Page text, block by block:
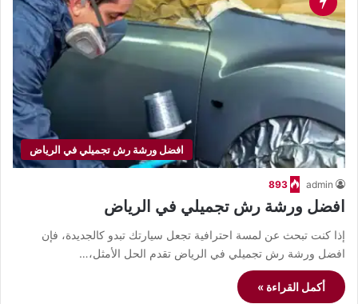
افضل ورشة رش تجميلي في الرياض
admin
893
افضل ورشة رش تجميلي في الرياض
إذا كنت تبحث عن لمسة احترافية تجعل سيارتك تبدو كالجديدة، فإن
افضل ورشة رش تجميلي في الرياض تقدم الحل الأمثل،…
أكمل القراءة »